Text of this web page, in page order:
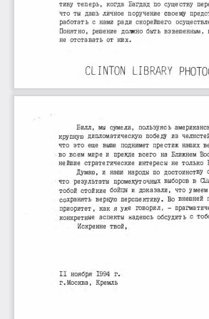
тиву теперь, когда Багдад по  существу
что  ты  дашь личное поручение своему
работать с  нами ради скорейшего
Понятно, решение должно быть взвешенным,
не  отставать от  них.
CLINTON LIBRARY
Билл, мы  cyмe.Jill, пользуясь
крупную дипломатическую по6едУ из
что  это  еще  выше поднимет престиж наших
во  всем мире и  прежде всего на  Ближнем
нейшие стратегические :интересы не  только
Думаю, и  наши народы по  достоинству
что результаты промежуточных выборов в
тобой стойкие бойцы и доказали, что  умеем
сохранять верную перспективу. Во  внешней
приоритет, как я уже  говорил, -
конкретные аспекты надеюсь обсудить с
Искренне твой,
II  ноября 1994 г.
г.Москва,
Кремль